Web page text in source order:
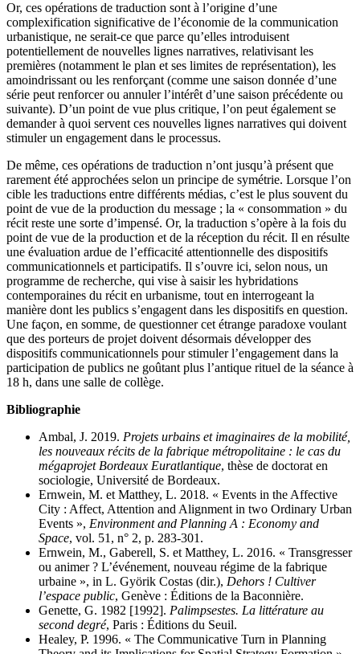
Or, ces opérations de traduction sont à l’origine d’une
complexification significative de l’économie de la communication
urbanistique, ne serait-ce que parce qu’elles introduisent
potentiellement de nouvelles lignes narratives, relativisant les
premières (notamment le plan et ses limites de représentation), les
amoindrissant ou les renforçant (comme une saison donnée d’une
série peut renforcer ou annuler l’intérêt d’une saison précédente ou
suivante). D’un point de vue plus critique, l’on peut également se
demander à quoi servent ces nouvelles lignes narratives qui doivent
stimuler un engagement dans le processus.
De même, ces opérations de traduction n’ont jusqu’à présent que
rarement été approchées selon un principe de symétrie. Lorsque l’on
cible les traductions entre différents médias, c’est le plus souvent du
point de vue de la production du message ; la « consommation » du
récit reste une sorte d’impensé. Or, la traduction s’opère à la fois du
point de vue de la production et de la réception du récit. Il en résulte
une évaluation ardue de l’efficacité attentionnelle des dispositifs
communicationnels et participatifs. Il s’ouvre ici, selon nous, un
programme de recherche, qui vise à saisir les hybridations
contemporaines du récit en urbanisme, tout en interrogeant la
manière dont les publics s’engagent dans les dispositifs en question.
Une façon, en somme, de questionner cet étrange paradoxe voulant
que des porteurs de projet doivent désormais développer des
dispositifs communicationnels pour stimuler l’engagement dans la
participation de publics ne goûtant plus l’antique rituel de la séance à
18 h, dans une salle de collège.
Bibliographie
Ambal, J. 2019. Projets urbains et imaginaires de la mobilité,
les nouveaux récits de la fabrique métropolitaine : le cas du
mégaprojet Bordeaux Euratlantique, thèse de doctorat en
sociologie, Université de Bordeaux.
Ernwein, M. et Matthey, L. 2018. « Events in the Affective
City : Affect, Attention and Alignment in two Ordinary Urban
Events », Environment and Planning A : Economy and
Space, vol. 51, n° 2, p. 283-301.
Ernwein, M., Gaberell, S. et Matthey, L. 2016. « Transgresser
ou animer ? L’événement, nouveau régime de la fabrique
urbaine », in L. Györik Costas (dir.), Dehors ! Cultiver
l’espace public, Genève : Éditions de la Baconnière.
Genette, G. 1982 [1992]. Palimpsestes. La littérature au
second degré, Paris : Éditions du Seuil.
Healey, P. 1996. « The Communicative Turn in Planning